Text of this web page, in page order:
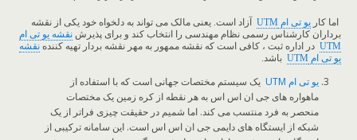
اما کار یو تی ام UTM آزاد است. یعنی مالک می تواند به دلخواه خود یکی از نقشه
برداران کارشناس رسمی نظام مهندسی را انتخاب کند و برای پذیرش نقشه یو تی ام
UTM در اداره ثبت ، کافی است که نقشه ممهور به مهر نقشه بردار تهیه کننده نقشه
یو تی ام UTM باشد.
یو تی ام UTM
یک سیستم مختصات جهانی است که با استفاده از
ماهواره های جی ان اس اس به هر نقطه از کره زمین یک مختصات
منحصر به فرد منتسب می کند. اما شمیم در حقیقت چیزی فراتر از یک
شبکه از ایستگاه های دایمی جی ان اس اس است. این سامانه ترکیبی از